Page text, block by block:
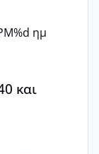
%d ημ
και